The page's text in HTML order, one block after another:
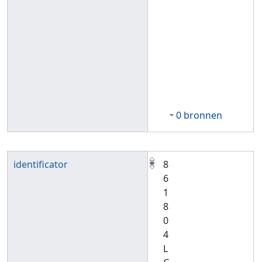
0 bronnen
identificator
8
6
1
8
0
4
L